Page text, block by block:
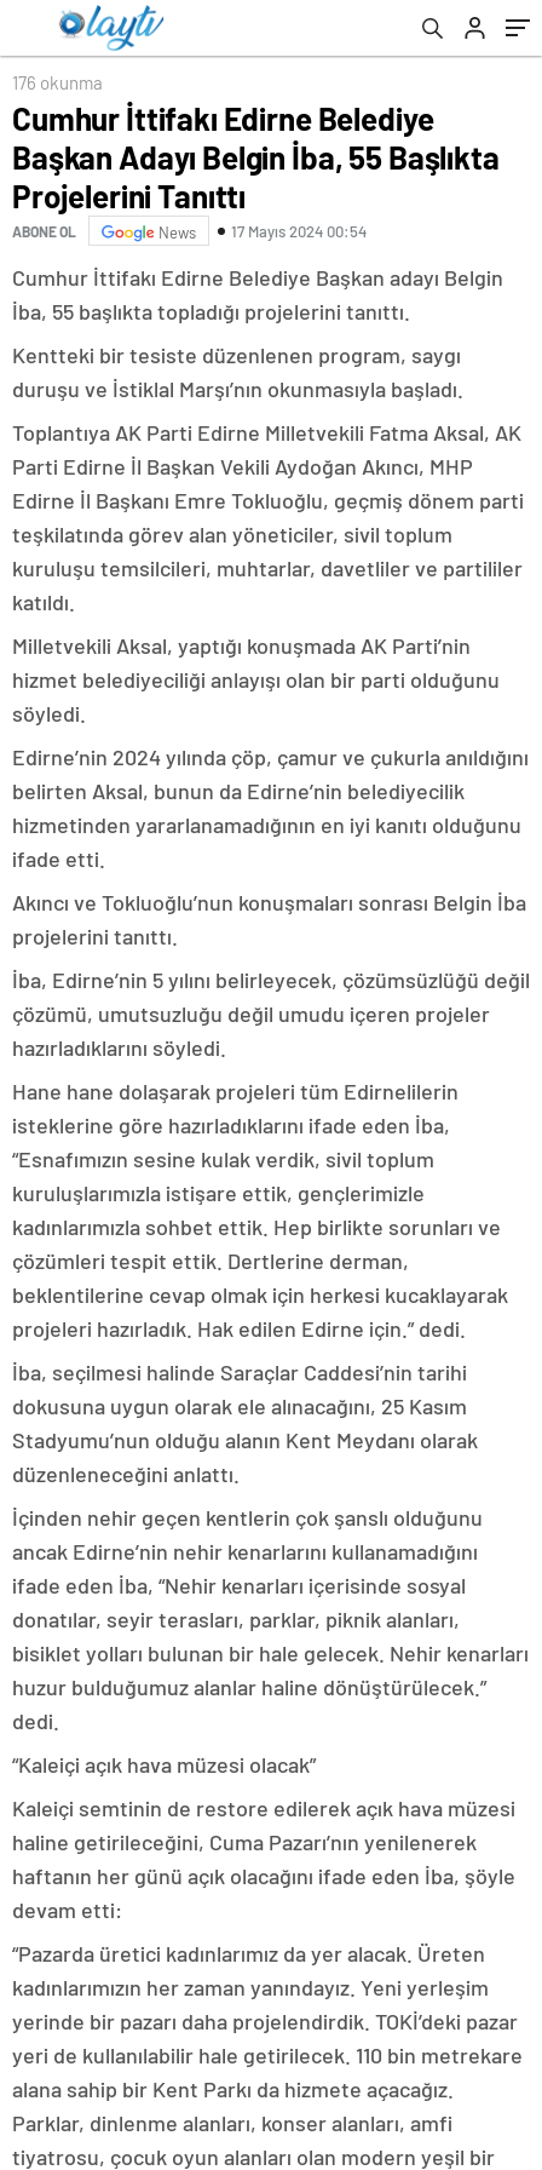
Tanıttı
176 okunma
Cumhur İttifakı Edirne Belediye
Başkan Adayı Belgin İba, 55 Başlıkta
Projelerini Tanıttı
ABONE OL News 17 Mayıs 2024 00:54
Cumhur İttifakı Edirne Belediye Başkan adayı Belgin
İba, 55 başlıkta topladığı projelerini tanıttı.
Kentteki bir tesiste düzenlenen program, saygı
duruşu ve İstiklal Marşı’nın okunmasıyla başladı.
Toplantıya AK Parti Edirne Milletvekili Fatma Aksal, AK
Parti Edirne İl Başkan Vekili Aydoğan Akıncı, MHP
Edirne İl Başkanı Emre Tokluoğlu, geçmiş dönem parti
teşkilatında görev alan yöneticiler, sivil toplum
kuruluşu temsilcileri, muhtarlar, davetliler ve partililer
katıldı.
Milletvekili Aksal, yaptığı konuşmada AK Parti’nin
hizmet belediyeciliği anlayışı olan bir parti olduğunu
söyledi.
Edirne’nin 2024 yılında çöp, çamur ve çukurla anıldığını
belirten Aksal, bunun da Edirne’nin belediyecilik
hizmetinden yararlanamadığının en iyi kanıtı olduğunu
ifade etti.
Akıncı ve Tokluoğlu’nun konuşmaları sonrası Belgin İba
projelerini tanıttı.
İba, Edirne’nin 5 yılını belirleyecek, çözümsüzlüğü değil
çözümü, umutsuzluğu değil umudu içeren projeler
hazırladıklarını söyledi.
Hane hane dolaşarak projeleri tüm Edirnelilerin
isteklerine göre hazırladıklarını ifade eden İba,
“Esnafımızın sesine kulak verdik, sivil toplum
kuruluşlarımızla istişare ettik, gençlerimizle
kadınlarımızla sohbet ettik. Hep birlikte sorunları ve
çözümleri tespit ettik. Dertlerine derman,
beklentilerine cevap olmak için herkesi kucaklayarak
projeleri hazırladık. Hak edilen Edirne için.” dedi.
İba, seçilmesi halinde Saraçlar Caddesi’nin tarihi
dokusuna uygun olarak ele alınacağını, 25 Kasım
Stadyumu’nun olduğu alanın Kent Meydanı olarak
düzenleneceğini anlattı.
İçinden nehir geçen kentlerin çok şanslı olduğunu
ancak Edirne’nin nehir kenarlarını kullanamadığını
ifade eden İba, “Nehir kenarları içerisinde sosyal
donatılar, seyir terasları, parklar, piknik alanları,
bisiklet yolları bulunan bir hale gelecek. Nehir kenarları
huzur bulduğumuz alanlar haline dönüştürülecek.”
dedi.
“Kaleiçi açık hava müzesi olacak”
Kaleiçi semtinin de restore edilerek açık hava müzesi
haline getirileceğini, Cuma Pazarı’nın yenilenerek
haftanın her günü açık olacağını ifade eden İba, şöyle
devam etti:
“Pazarda üretici kadınlarımız da yer alacak. Üreten
kadınlarımızın her zaman yanındayız. Yeni yerleşim
yerinde bir pazarı daha projelendirdik. TOKİ’deki pazar
yeri de kullanılabilir hale getirilecek. 110 bin metrekare
alana sahip bir Kent Parkı da hizmete açacağız.
Parklar, dinlenme alanları, konser alanları, amfi
tiyatrosu, çocuk oyun alanları olan modern yeşil bir